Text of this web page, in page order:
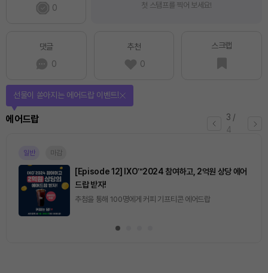
0
첫 스탬프를 찍어 보세요!
댓글
0
추천
0
스크랩
3 /
4
에어드랍
선물이 쏟아지는 에어드랍 이벤트!
일반 마감
[Episode 12] IXO™2024 참여하고, 2억원 상당 에어
드랍 받자!
추첨을 통해 100명에게 커피 기프티콘 에어드랍